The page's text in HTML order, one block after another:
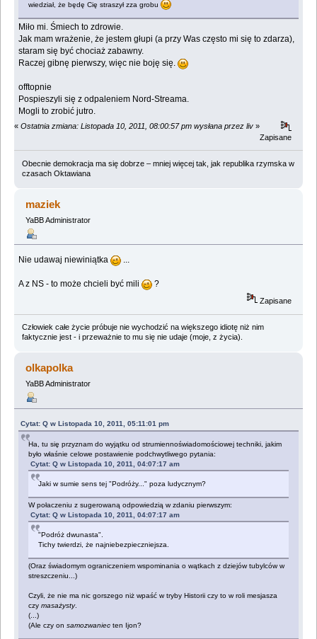
wiedział, że będę Cię straszył zza grobu
Miło mi. Śmiech to zdrowie.
Jak mam wrażenie, że jestem głupi (a przy Was często mi się to zdarza),
staram się być chociaż zabawny.
Raczej gibnę pierwszy, więc nie boję się.
offtopnie
Pospieszyli się z odpaleniem Nord-Streama.
Mogli to zrobić jutro.
« Ostatnia zmiana: Listopada 10, 2011, 08:00:57 pm wysłana przez liv »
Zapisane
Obecnie demokracja ma się dobrze – mniej więcej tak, jak republika rzymska w
czasach Oktawiana
maziek
YaBB Administrator
Nie udawaj niewiniątka ...
A z NS - to może chcieli być mili ?
Zapisane
Człowiek całe życie próbuje nie wychodzić na większego idiotę niż nim
faktycznie jest - i przeważnie to mu się nie udaje (moje, z życia).
olkapolka
YaBB Administrator
Cytat: Q w Listopada 10, 2011, 05:11:01 pm
Ha, tu się przyznam do wyjątku od strumiennoświadomościowej techniki, jakim
było właśnie celowe postawienie podchwytliwego pytania:
Cytat: Q w Listopada 10, 2011, 04:07:17 am
Jaki w sumie sens tej "Podróży..." poza ludycznym?
W połaczeniu z sugerowaną odpowiedzią w zdaniu pierwszym:
Cytat: Q w Listopada 10, 2011, 04:07:17 am
"Podróż dwunasta".
Tichy twierdzi, że najniebezpieczniejsza.
(Oraz świadomym ograniczeniem wspominania o wątkach z dziejów tubylców w
streszczeniu...)
Czyli, że nie ma nic gorszego niż wpaść w tryby Historii czy to w roli mesjasza
czymasażysty.
(...)
(Ale czy onsamozwaniec ten Ijon?